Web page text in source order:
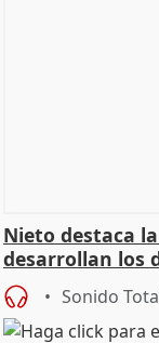
Nieto destaca
desarrollan los
Sonido